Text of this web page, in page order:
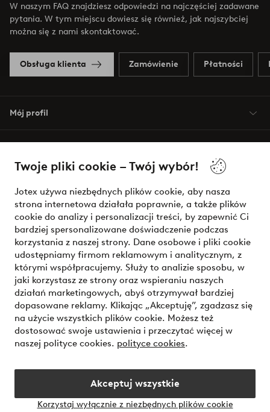
Twoje pliki cookie – Twój wybór!
Jotex używa niezbędnych plików cookie, aby nasza
strona internetowa działała poprawnie, a także plików
cookie do analizy i personalizacji treści, by zapewnić Ci
bardziej spersonalizowane doświadczenie podczas
korzystania z naszej strony. Dane osobowe i pliki cookie
udostępniamy firmom reklamowym i analitycznym, z
którymi współpracujemy. Służy to analizie sposobu, w
jaki korzystasz ze strony oraz wspieraniu naszych
działań marketingowych, abyś otrzymywał bardziej
dopasowane reklamy. Klikając „Akceptuję”, zgadzasz się
na użycie wszystkich plików cookie. Możesz też
dostosować swoje ustawienia i przeczytać więcej w
naszej polityce cookies. polityce cookies.
Akceptuj wszystkie
Korzystaj wyłącznie z niezbędnych plików cookie
W naszym FAQ znajdziesz odpowiedzi na najczęściej zadawane
pytania. W tym miejscu dowiesz się również, jak najszybciej
można się z nami skontaktować.
Obsługa klienta Zamówienie Płatności
Mój profil
Warunki
Bezpieczne płatności - zapłać teraz lub podziel się
Chcesz dowiedzieć się więcej o naszych opcjach płatności